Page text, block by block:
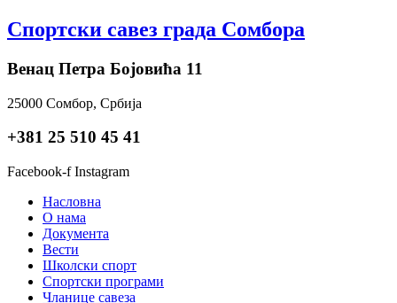
Skip
to
Спортски савез града Сомбора
Венац Петра Бојовића 11
25000 Сомбор, Србија
+381 25 510 45 41
Facebook-f Instagram
Насловна
О нама
Документа
Вести
Школски спорт
Спортски програми
Чланице савеза